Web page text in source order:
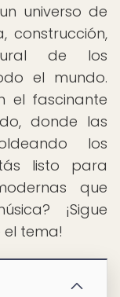
universo de
construcción,
de los
el mundo.
el fascinante
donde las
los
listo para
que
¡Sigue
tema!